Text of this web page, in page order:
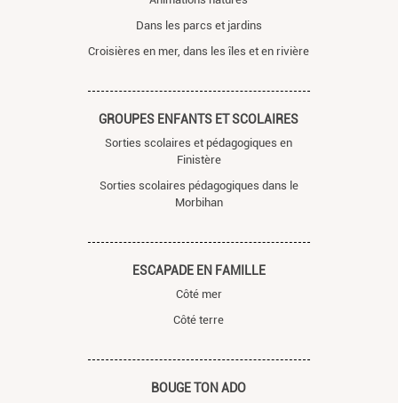
Dans les parcs et jardins
Croisières en mer, dans les îles et en rivière
GROUPES ENFANTS ET SCOLAIRES
Sorties scolaires et pédagogiques en
Finistère
Sorties scolaires pédagogiques dans le
Morbihan
ESCAPADE EN FAMILLE
Côté mer
Côté terre
BOUGE TON ADO